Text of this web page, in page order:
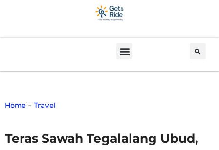
Home - Travel
Teras Sawah Tegalalang Ubud,